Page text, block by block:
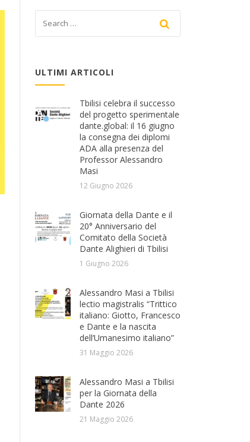
ULTIMI ARTICOLI
Tbilisi celebra il successo
del progetto sperimentale
dante.global: il 16 giugno
la consegna dei diplomi
ADA alla presenza del
Professor Alessandro
Masi
12 Giugno 2026
Giornata della Dante e il
20° Anniversario del
Comitato della Società
Dante Alighieri di Tbilisi
1 Giugno 2026
Alessandro Masi a Tbilisi
lectio magistralis “Trittico
italiano: Giotto, Francesco
e Dante e la nascita
dell’Umanesimo italiano”
31 Maggio 2026
Alessandro Masi a Tbilisi
per la Giornata della
Dante 2026
21 Maggio 2026